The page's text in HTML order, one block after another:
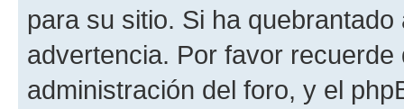
para su sitio. Si ha
advertencia. Por favor
administración del foro, y el